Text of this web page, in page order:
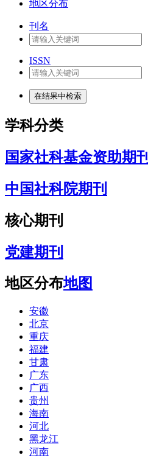
地区分布
刊名
ISSN
学科分类
国家社科基金资助期刊
中国社科院期刊
核心期刊
党建期刊
地区分布地图
安徽
北京
重庆
福建
甘肃
广东
广西
贵州
海南
河北
黑龙江
河南